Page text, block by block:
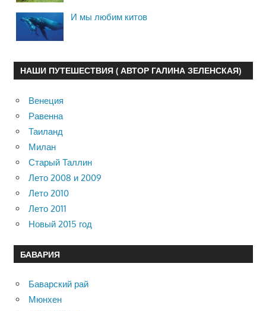
И мы любим китов
НАШИ ПУТЕШЕСТВИЯ ( АВТОР ГАЛИНА ЗЕЛЕНСКАЯ)
Венеция
Равенна
Таиланд
Милан
Старый Таллин
Лето 2008 и 2009
Лето 2010
Лето 2011
Новый 2015 год
БАВАРИЯ
Баварский рай
Мюнхен